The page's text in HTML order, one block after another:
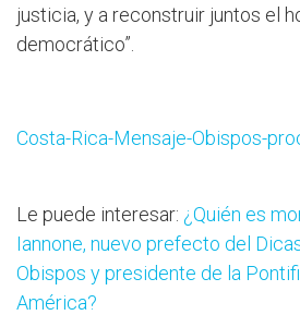
justicia, y a reconstruir juntos el
democrático”.
Costa-Rica-Mensaje-Obispos-
Le puede interesar: ¿Quién es
Iannone, nuevo prefecto del
Obispos y presidente de la
América?